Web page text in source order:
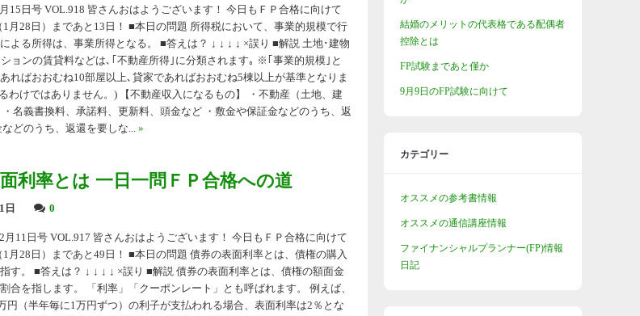
15日号 VOL.918 皆さんおはようございます！ 今日もＦＰ合格に向けて
月28日）まであと13日！ ■本日の問題 所得税において、事業的規模で行
よる所得は、事業所得となる。 ■答えは？ ↓ ↓ ↓ ↓ ×誤り ■解説 土地･建物
ョンの賃貸料などは､｢不動産所得｣に分類されます｡ ※｢事業的規模｣と
ればおおむね10部屋以上､貸家であればおおむね5棟以上が基準となりま
わけではありません。) 【不動産収入になるもの】 ・不動産（土地、建
名義書換料、承諾料、更新料、頭金など ・敷金や保証金などのうち、返
どのうち、返還を要しな... »
利率とは 一日一問ＦＰ合格への道
日 0
11日号 VOL.917 皆さんおはようございます！ 今日もＦＰ合格に向けて
月28日）まであと49日！ ■本日の問題 債券の表面利率とは、債権の購入
す。 ■答えは？ ↓ ↓ ↓ ↓ ×誤り ■解説 債券の表面利率とは、債権の額面金
合を指します。 「利率」「クーポンレート」とも呼ばれます。 例えば、
円（半年毎に1万円ずつ）の利子が支払われる場合、表面利率は2％とな
結婚のメリットの代表格である配偶者
控除とは
FP試験まであと僅か
9月9日のFP試験に向けて
カテゴリー
オススメの参考書情報
オススメの通信講座情報
ファイナンシャルプランナー(FP)情報
日記